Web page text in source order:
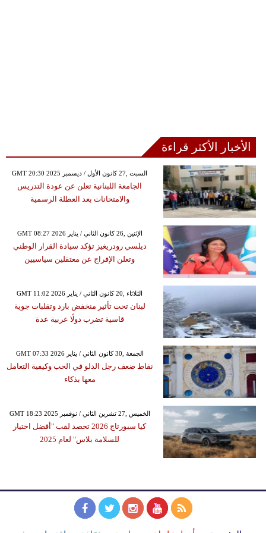
الأخبار الأكثر قراءة
GMT 20:30 2025 السبت ,27 كانون الأول / ديسمبر
الجامعة اللبنانية تعلن عن عودة التدريس
والامتحانات بعد العطلة الرسمية
GMT 08:27 2026 الإثنين ,26 كانون الثاني / يناير
ديلسي رودريغيز تؤكد سيادة القرار الوطني
وتعلن الإفراج عن معتقلين سياسيين
GMT 11:02 2026 الثلاثاء ,20 كانون الثاني / يناير
لبنان تحت تأثير منخفض بارد وتقلبات جوية
قاسية تضرب دولًا عربية عدة
GMT 07:33 2026 الجمعة ,30 كانون الثاني / يناير
نقاط ضعف رجل الدلو في الحب وكيفية التعامل
معها بذكاء
GMT 18:23 2025 الخميس ,27 تشرين الثاني / نوفمبر
كيا سبورتاج 2026 تحصد لقب "أفضل اختيار
للسلامة بلاس" لعام 2025